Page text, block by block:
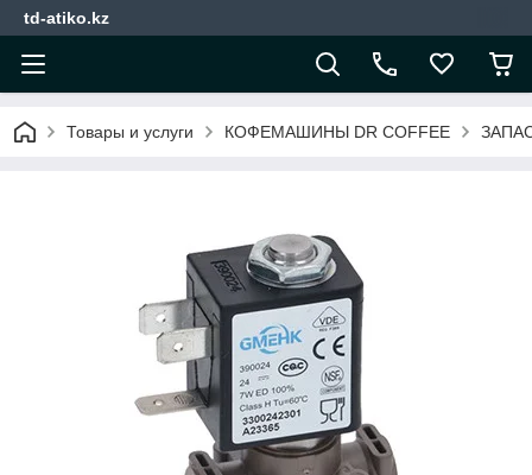
td-atiko.kz
Товары и услуги КОФЕМАШИНЫ DR COFFEE